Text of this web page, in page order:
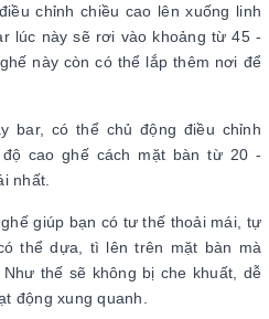
chỉnh chiều cao lên xuống linh
lúc này sẽ rơi vào khoảng từ 45 -
này còn có thể lắp thêm nơi để
bar, có thể chủ động điều chỉnh
cao ghế cách mặt bàn từ 20 -
nhất.
giúp bạn có tư thế thoải mái, tự
thể dựa, tì lên trên mặt bàn mà
thế sẽ không bị che khuất, dễ
động xung quanh.